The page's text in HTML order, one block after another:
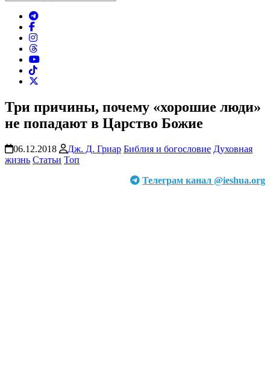
Три причины, почему «хорошие люди»
не попадают в Царство Божие
06.12.2018 Дж. Д. Гриар Библия и богословие Духовная
жизнь Статьи Топ
Телеграм канал @ieshua.org